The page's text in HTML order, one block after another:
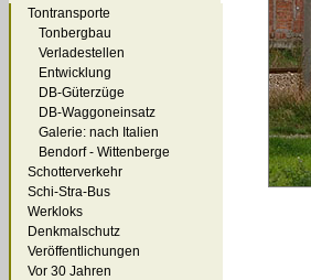
Tontransporte
Tonbergbau
Verladestellen
Entwicklung
DB-Güterzüge
DB-Waggoneinsatz
Galerie: nach Italien
Bendorf - Wittenberge
Schotterverkehr
Schi-Stra-Bus
Werkloks
Denkmalschutz
Veröffentlichungen
Vor 30 Jahren